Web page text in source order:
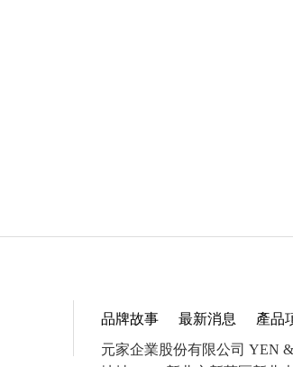
品牌故事 最新消息 產品
元家企業股份有限公司 YEN &